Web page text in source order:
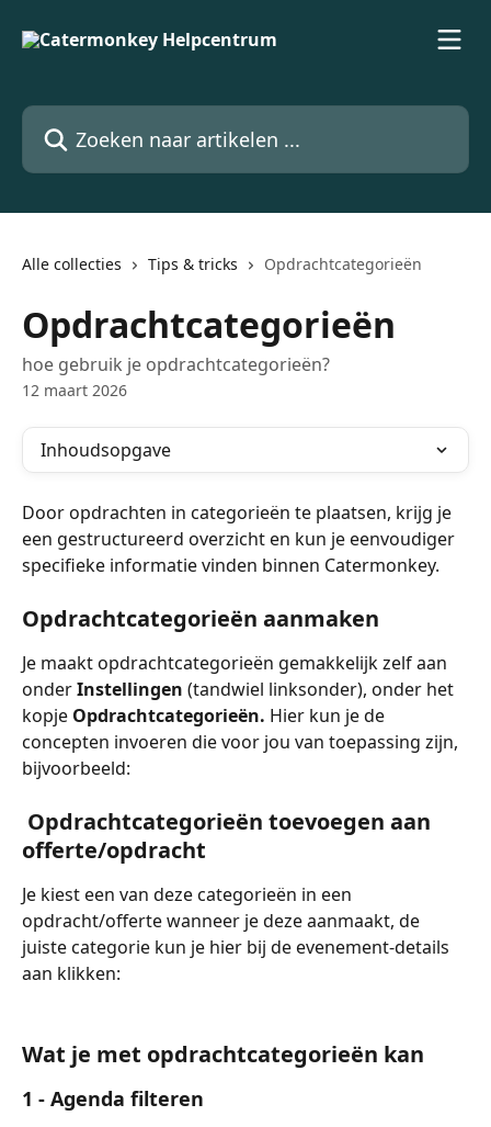
Zoeken naar artikelen ...
Alle collecties Tips & tricks Opdrachtcategorieën
Opdrachtcategorieën
hoe gebruik je opdrachtcategorieën?
12 maart 2026
Inhoudsopgave
Door opdrachten in categorieën te plaatsen, krijg je
een gestructureerd overzicht en kun je eenvoudiger
specifieke informatie vinden binnen Catermonkey.
Opdrachtcategorieën aanmaken
Je maakt opdrachtcategorieën gemakkelijk zelf aan
onder Instellingen (tandwiel linksonder), onder het
kopje Opdrachtcategorieën. Hier kun je de
concepten invoeren die voor jou van toepassing zijn,
bijvoorbeeld:
offerte/opdracht
Je kiest een van deze categorieën in een
opdracht/offerte wanneer je deze aanmaakt, de
juiste categorie kun je hier bij de evenement-details
aan klikken:
Wat je met opdrachtcategorieën kan
1 - Agenda filteren